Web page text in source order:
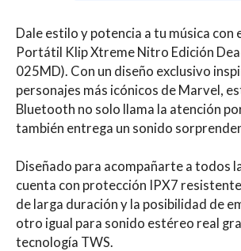
Dale estilo y potencia a tu música con
Portátil Klip Xtreme Nitro Edición
025MD). Con un diseño exclusivo
personajes más icónicos de Marvel,
Bluetooth no solo llama la atención
también entrega un sonido
Diseñado para acompañarte a todos
cuenta con protección IPX7
de larga duración y la posibilidad de
otro igual para sonido estéreo real
tecnología TWS.